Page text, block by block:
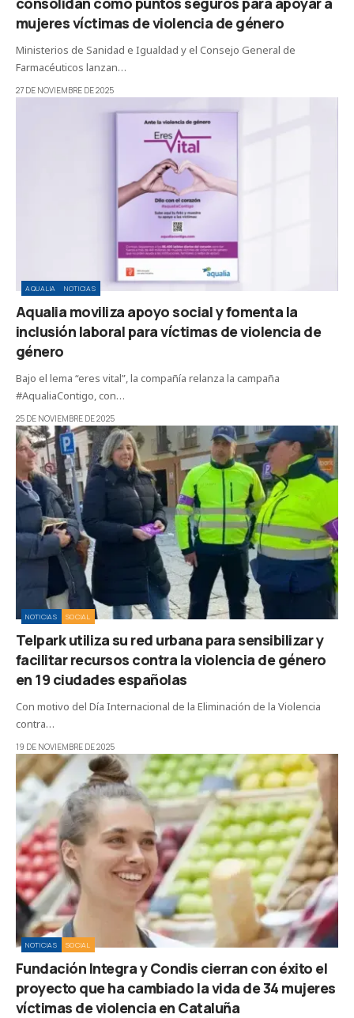
mujeres víctimas de violencia de género
Ministerios de Sanidad e Igualdad y el Consejo General de
Farmacéuticos lanzan…
27 DE NOVIEMBRE DE 2025
AQUALIA NOTICIAS
Aqualia moviliza apoyo social y fomenta la
inclusión laboral para víctimas de violencia de
género
Bajo el lema “eres vital”, la compañía relanza la campaña
#AqualiaContigo, con…
25 DE NOVIEMBRE DE 2025
NOTICIAS SOCIAL
Telpark utiliza su red urbana para sensibilizar y
facilitar recursos contra la violencia de género
en 19 ciudades españolas
Con motivo del Día Internacional de la Eliminación de la Violencia
contra…
19 DE NOVIEMBRE DE 2025
NOTICIAS SOCIAL
Fundación Integra y Condis cierran con éxito el
proyecto que ha cambiado la vida de 34 mujeres
víctimas de violencia en Cataluña